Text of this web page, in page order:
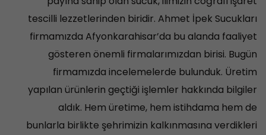
tescilli lezzetlerinden biridir. Ahmet İpek Sucukları
firmamızda Afyonkarahisar’da bu alanda faaliyet
gösteren önemli firmalarımızdan birisi. Bugün
firmamızda incelemelerde bulunduk. Üretim
yapılan ürünlerin geçtiği işlemler hakkında bilgiler
aldık. Hem üretime, hem istihdama hem de
bunlarla birlikte şehrimizin kalkınmasına verdikleri